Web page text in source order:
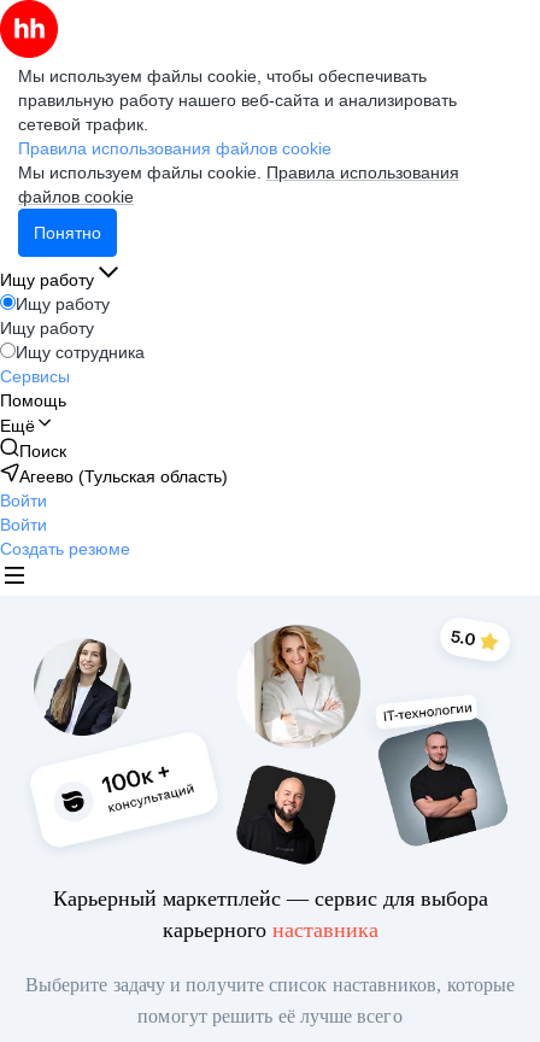
Мы используем файлы cookie, чтобы обеспечивать
правильную работу нашего веб-сайта и анализировать
сетевой трафик.
Правила использования файлов cookie
Мы используем файлы cookie. Правила использования
файлов cookie
Понятно
Ищу работу
Ищу работу
Ищу работу
Ищу сотрудника
Сервисы
Помощь
Ещё
Поиск
Агеево (Тульская область)
Войти
Войти
Создать резюме
Карьерный маркетплейс — сервис для выбора
карьерного наставника
Выберите задачу и получите список наставников, которые
помогут решить её лучше всего